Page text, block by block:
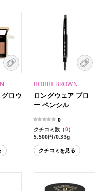
ロウ
BOBBI BROWN
ロングウェア ブロ
ー ペンシル
0
クチコミ数（0）
5,500円/0.33g
クチコミを見る